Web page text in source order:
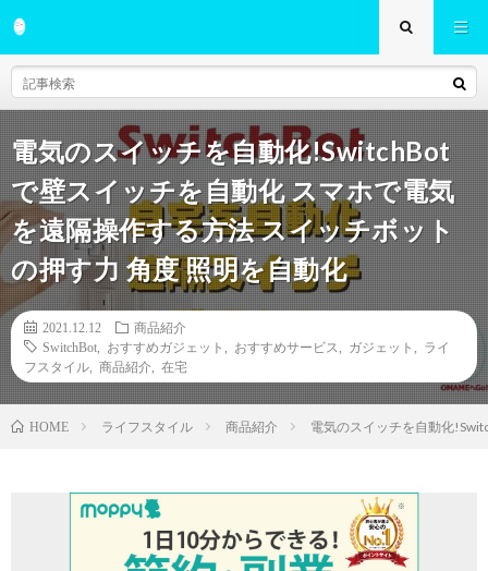
電気のスイッチを自動化!SwitchBot
で壁スイッチを自動化 スマホで電気
を遠隔操作する方法 スイッチボット
の押す力 角度 照明を自動化
2021.12.12
商品紹介
SwitchBot
おすすめガジェット おすすめサービス ガジェット
ライ
フスタイル
商品紹介 在宅
HOME ライフスタイル 商品紹介 電気のスイッチを自動化